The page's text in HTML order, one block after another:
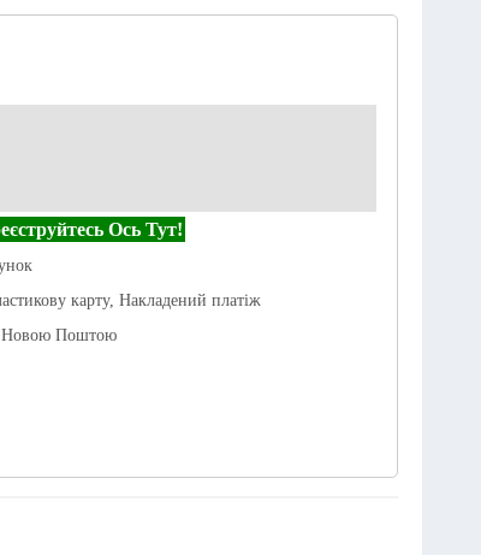
Ось Тут!
карту, Накладений платіж
Новою Поштою